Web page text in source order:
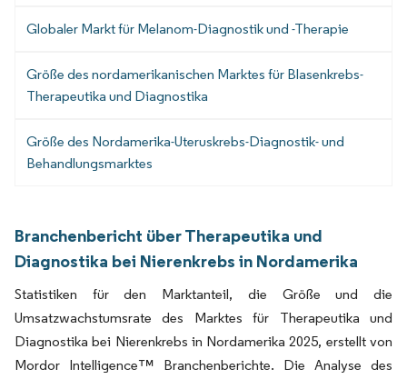
Globaler Markt für Melanom-Diagnostik und -Therapie
Größe des nordamerikanischen Marktes für Blasenkrebs-
Therapeutika und Diagnostika
Größe des Nordamerika-Uteruskrebs-Diagnostik- und
Behandlungsmarktes
Branchenbericht über Therapeutika und
Diagnostika bei Nierenkrebs in Nordamerika
Statistiken für den Marktanteil, die Größe und die
Umsatzwachstumsrate des Marktes für Therapeutika und
Diagnostika bei Nierenkrebs in Nordamerika 2025, erstellt von
Mordor Intelligence™ Branchenberichte. Die Analyse des